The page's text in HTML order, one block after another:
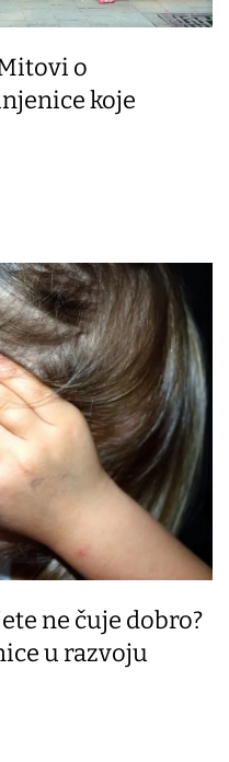
o
koje
ne čuje dobro?
u razvoju